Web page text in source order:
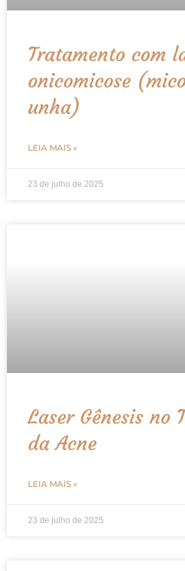
Tratamento com
onicomicose
unha)
LEIA MAIS »
23 de julho de 2025
Laser Gênesis no
da Acne
LEIA MAIS »
23 de julho de 2025